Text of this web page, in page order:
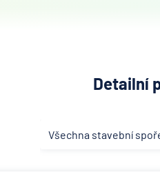
Detailní
Všechna stavební